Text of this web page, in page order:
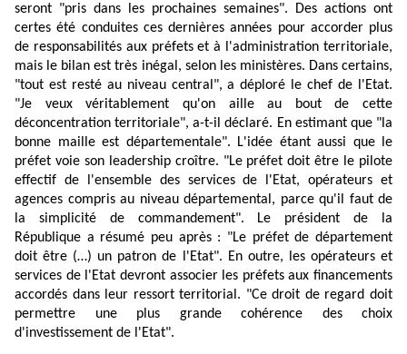
seront "pris dans les prochaines semaines". Des actions ont
certes été conduites ces dernières années pour accorder plus
de responsabilités aux préfets et à l'administration territoriale,
mais le bilan est très inégal, selon les ministères. Dans certains,
"tout est resté au niveau central", a déploré le chef de l'Etat.
"Je veux véritablement qu'on aille au bout de cette
déconcentration territoriale", a-t-il déclaré. En estimant que "la
bonne maille est départementale". L'idée étant aussi que le
préfet voie son leadership croître. "Le préfet doit être le pilote
effectif de l'ensemble des services de l'Etat, opérateurs et
agences compris au niveau départemental, parce qu'il faut de
la simplicité de commandement". Le président de la
République a résumé peu après : "Le préfet de département
doit être (…) un patron de l'Etat". En outre, les opérateurs et
services de l'Etat devront associer les préfets aux financements
accordés dans leur ressort territorial. "Ce droit de regard doit
permettre une plus grande cohérence des choix
d'investissement de l'Etat".